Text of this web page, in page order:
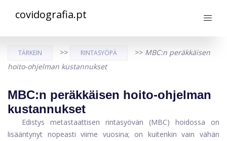
covidografia.pt
TÄRKEIN >> RINTASYÖPÄ >> MBC:n peräkkäisen
hoito-ohjelman kustannukset
MBC:n peräkkäisen hoito-ohjelman
kustannukset
Edistys metastaattisen rintasyövän (MBC) hoidossa on
lisääntynyt nopeasti viime vuosina; on kuitenkin vain vähän